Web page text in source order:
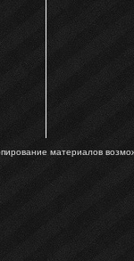
материалов